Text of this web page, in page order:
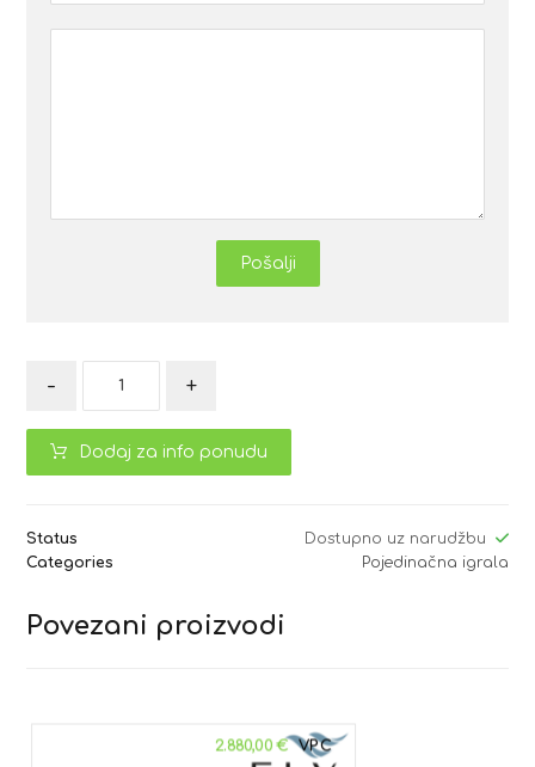
Pošalji
- +
Dodaj za info ponudu
Status
Dostupno uz narudžbu
Categories
Pojedinačna igrala
Povezani proizvodi
2.880,00€